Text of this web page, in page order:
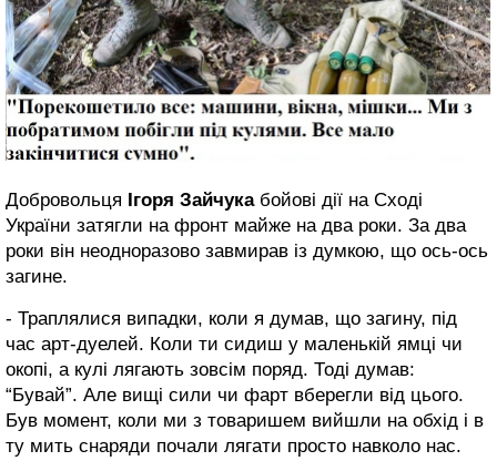
Добровольця Ігоря Зайчука бойові дії на Сході
України затягли на фронт майже на два роки. За два
роки він неодноразово завмирав із думкою, що ось-ось
загине.
- Траплялися випадки, коли я думав, що загину, під
час арт-дуелей. Коли ти сидиш у маленькій ямці чи
окопі, а кулі лягають зовсім поряд. Тоді думав:
“Бувай”. Але вищі сили чи фарт вберегли від цього.
Був момент, коли ми з товаришем вийшли на обхід і в
ту мить снаряди почали лягати просто навколо нас.